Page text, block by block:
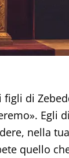
figli di
Egli
nella
quello